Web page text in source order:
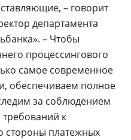
– говорит
департамента
– Чтобы
процессингового
самое современное
обеспечиваем полное
за соблюдением
требований к
стороны платежных